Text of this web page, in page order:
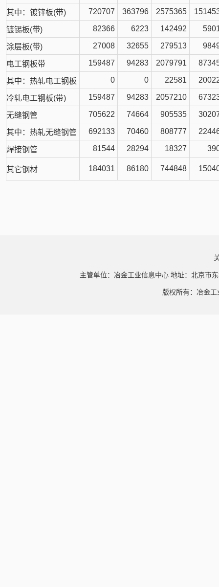
其中：镀锌板(带) 720707 363796 2575365
镀锡板(带) 82366 6223 142492
涂层板(带) 27008 32655 279513
电工钢板带 159487 94283 2079791
其中：热轧电工钢板 0 0 22581
冷轧电工钢板(带) 159487 94283 2057210
无缝钢管 705622 74664 905535
其中：热轧无缝钢管 692133 70460 808777
焊接钢管 81544 28294 18327
其它钢材 184031 86180 744848
主管单位：冶金工业信息中心 地址：北京市
版权所有：冶金